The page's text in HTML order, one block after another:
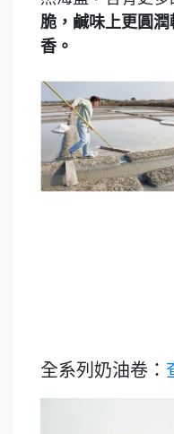
脆，鹹味上更圓
香。
全系列奶油卷：